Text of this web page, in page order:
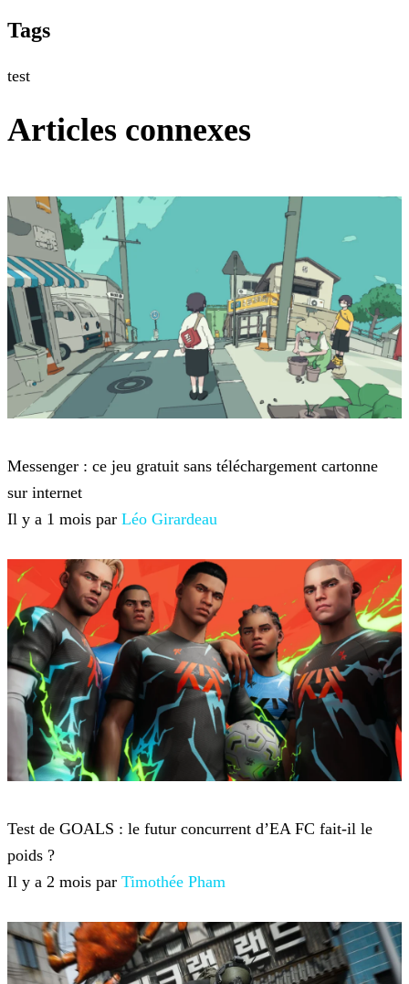
Tags
test
Articles connexes
Messenger : ce jeu gratuit sans téléchargement cartonne
sur internet
Il y a 1 mois par Léo Girardeau
Test de GOALS : le futur concurrent d’EA FC fait-il le
poids ?
Il y a 2 mois par Timothée Pham